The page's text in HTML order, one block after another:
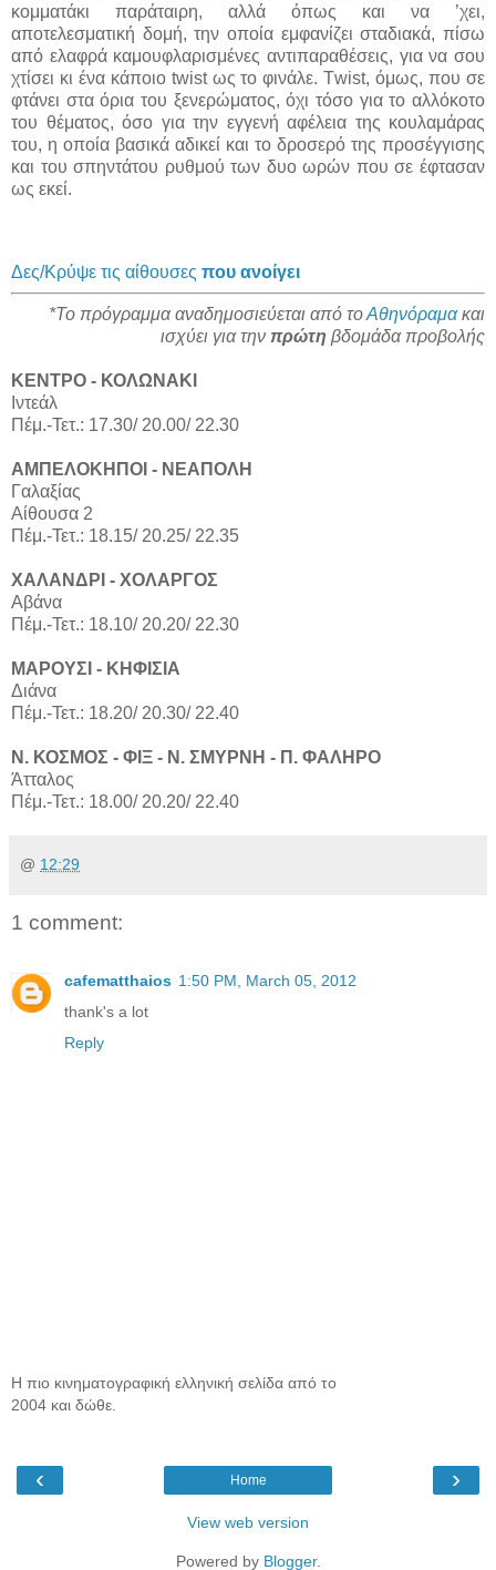
κομματάκι παράταιρη, αλλά όπως και να ’χει,
αποτελεσματική δομή, την οποία εμφανίζει σταδιακά, πίσω
από ελαφρά καμουφλαρισμένες αντιπαραθέσεις, για να σου
χτίσει κι ένα κάποιο twist ως το φινάλε. Τwist, όμως, που σε
φτάνει στα όρια του ξενερώματος, όχι τόσο για το αλλόκοτο
του θέματος, όσο για την εγγενή αφέλεια της κουλαμάρας
του, η οποία βασικά αδικεί και το δροσερό της προσέγγισης
και του σπηντάτου ρυθμού των δυο ωρών που σε έφτασαν
ως εκεί.
Δες/Κρύψε τις αίθουσες που ανοίγει
*Το πρόγραμμα αναδημοσιεύεται από τοΑθηνόραμακαι
ισχύει για την πρώτη βδομάδα προβολής
ΚΕΝΤΡΟ - ΚΟΛΩΝΑΚΙ
Ιντεάλ
Πέμ.-Τετ.: 17.30/ 20.00/ 22.30
ΑΜΠΕΛΟΚΗΠΟΙ - ΝΕΑΠΟΛΗ
Γαλαξίας
Αίθουσα 2
Πέμ.-Τετ.: 18.15/ 20.25/ 22.35
ΧΑΛΑΝΔΡΙ - ΧΟΛΑΡΓΟΣ
Αβάνα
Πέμ.-Τετ.: 18.10/ 20.20/ 22.30
ΜΑΡΟΥΣΙ - ΚHΦΙΣΙΑ
Διάνα
Πέμ.-Τετ.: 18.20/ 20.30/ 22.40
Ν. ΚΟΣΜΟΣ - ΦΙΞ - Ν. ΣΜΥΡΝΗ - Π. ΦΑΛΗΡΟ
Άτταλος
Πέμ.-Τετ.: 18.00/ 20.20/ 22.40
@ 12:29
1 comment:
cafematthaios 1:50 PM, March 05, 2012
thank's a lot
Reply
Η πιο κινηματογραφική ελληνική σελίδα από το
2004 και δώθε.
‹ ›
Home
View web version
Powered by Blogger.